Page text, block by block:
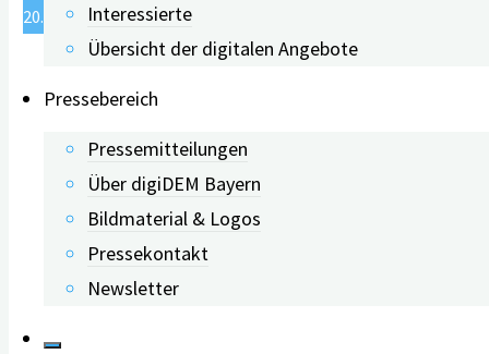
Interessierte
Übersicht der digitalen Angebote
Pressebereich
Pressemitteilungen
Über digiDEM Bayern
Bildmaterial & Logos
Pressekontakt
Newsletter
wichtigste
ist
der
persönliche
Kontakt"
20.05.202511.06.2026